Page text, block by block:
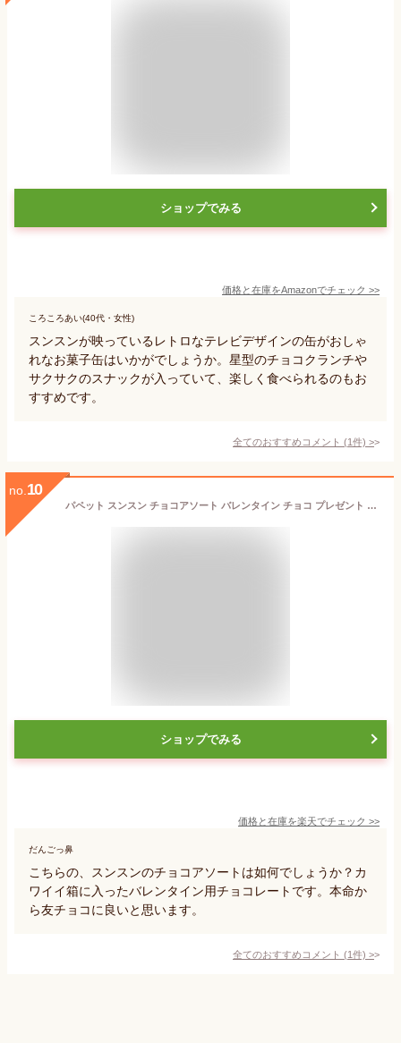
ショップでみる
価格と在庫をAmazonでチェック >>
ころころあい(40代・女性)
スンスンが映っているレトロなテレビデザインの缶がおしゃ
れなお菓子缶はいかがでしょうか。星型のチョコクランチや
サクサクのスナックが入っていて、楽しく食べられるのもお
すすめです。
全てのおすすめコメント (1件) >
no. 10
パペット スンスン チョコアソート バレンタイン チョコ プレゼント かわいい ギフト ご褒美 ホワイトデー 男性 女性 彼氏 彼女 友達 男友達 女友達 義理チョコ 友チョコ 可愛い プチギフト プレゼント 職場 会社 ばらまき
ショップでみる
価格と在庫を楽天でチェック >>
だんごっ鼻
こちらの、スンスンのチョコアソートは如何でしょうか？カ
ワイイ箱に入ったバレンタイン用チョコレートです。本命か
ら友チョコに良いと思います。
全てのおすすめコメント (1件) >